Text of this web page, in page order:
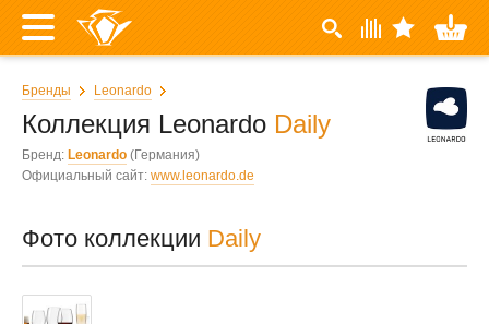
Бренды Leonardo
Коллекция Leonardo Daily
Бренд: Leonardo (Германия)
Официальный сайт: www.leonardo.de
Фото коллекции Daily